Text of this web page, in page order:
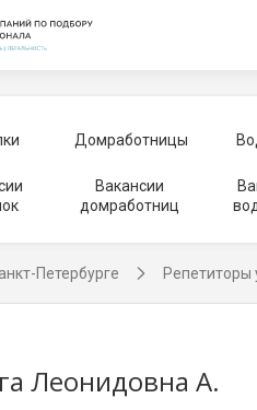
Домработницы
Вакансии
домработниц
Петербурге Репетиторы
Леонидовна А.